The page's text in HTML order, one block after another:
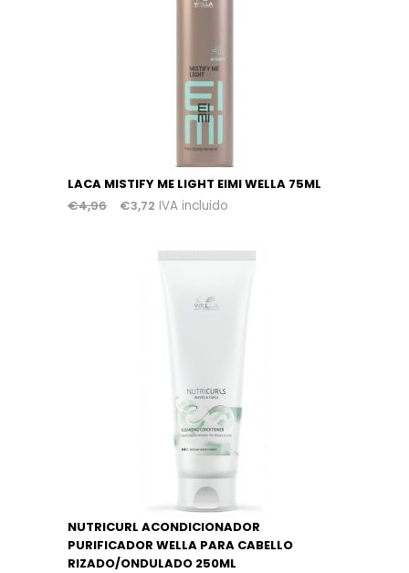
LACA MISTIFY ME LIGHT EIMI WELLA 75ML
€4,96 €3,72 IVA incluido
NUTRICURL ACONDICIONADOR
PURIFICADOR WELLA PARA CABELLO
RIZADO/ONDULADO 250ML